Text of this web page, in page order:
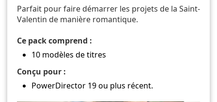
Parfait pour faire démarrer les projets de la Saint-
Valentin de manière romantique.
Ce pack comprend :
10 modèles de titres
Conçu pour :
PowerDirector 19 ou plus récent.